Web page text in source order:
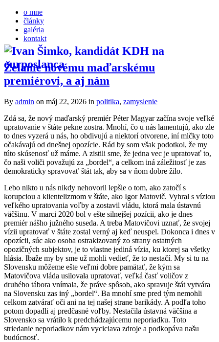
o mne
články
galéria
kontakt
Želanie novému maďarskému
premiérovi, a aj nám
By admin on máj 22, 2026 in politika, zamyslenie
Zdá sa, že nový maďarský premiér Péter Magyar začína svoje veľké
upratovanie v štáte pekne zostra. Mnohí, čo u nás lamentujú, ako zle
to dnes vyzerá u nás, ho obdivujú a niektorí otvorene, iní mlčky toto
očakávajú od dnešnej opozície. Rád by som však podotkol, že my
túto skúsenosť už máme. A zistili sme, že jedna vec je upratovať to,
čo naši voliči považujú za „bordel“, a celkom iná záležitosť je zas
demokraticky spravovať štát tak, aby sa v ňom dobre žilo.
Lebo nikto u nás nikdy nehovoril lepšie o tom, ako zatočí s
korupciou a klientelizmom v štáte, ako Igor Matovič. Vyhral s víziou
veľkého upratovania voľby a zostavil vládu, ktorá mala ústavnú
väčšinu. V marci 2020 bol v ešte silnejšej pozícii, ako je dnes
premiér nášho južného suseda. A treba Matovičovi uznať, že svojej
vízii upratovať v štáte zostal verný aj keď neuspel. Dokonca i dnes v
opozícii, súc ako osoba ostrakizovaný zo strany ostatných
opozičných subjektov, je to vlastne jediná vízia, ku ktorej sa všetky
hlásia. Ibaže my by sme už mohli vedieť, že to nestačí. My si tu na
Slovensku môžeme ešte veľmi dobre pamätať, že kým sa
Matovičova vláda usilovala upratovať, veľká časť voličov z
druhého tábora vnímala, že práve spôsob, ako spravuje štát vytvára
na Slovensku zas iný „bordel“. Ba mnohí sme pred tým nemohli
celkom zatvárať oči ani na tej našej strane barikády. A podľa toho
potom dopadli aj predčasné voľby. Nestačila ústavná väčšina a
Slovensko sa vrátilo k predchádzajúcemu neporiadku. Toto
striedanie neporiadkov nám vyciciava zdroje a podkopáva našu
budúcnosť.